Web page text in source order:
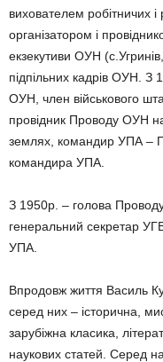
вихователем робітничих
організатором і
екзекутиви ОУН
підпільних кадрів ОУН.
ОУН, член військового
провідник Проводу ОУН
землях, командир УПА –
командира УПА.
З 1950р. – голова
генеральний секретар
УПА.
Впродовж життя Василь
серед них – історична,
зарубіжна класика,
наукових статей. Серед